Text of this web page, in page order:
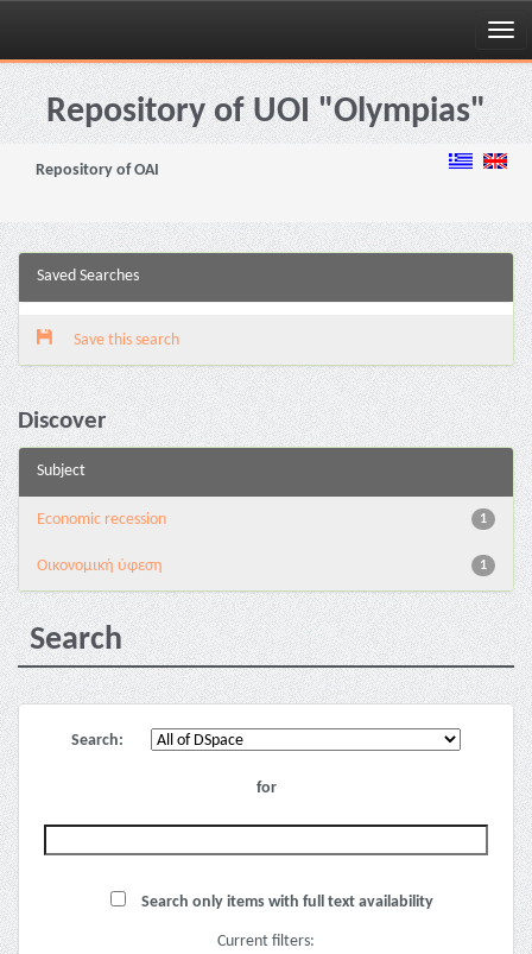
Skip
navigationRepository of UOI "Olympias"
Repository of OAI
Saved Searches
Save this search
Discover
Subject
1
Εconomic recession
1
Οικονομική ύφεση
Search
Search:
for
Search only items with full text availability
Current filters: